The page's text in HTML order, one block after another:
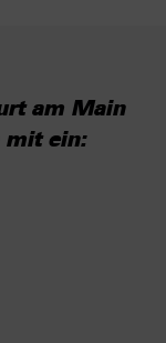
am Main
mit ein: